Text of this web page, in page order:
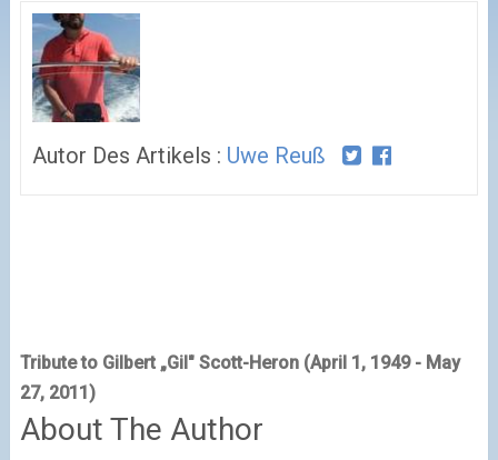
Autor Des Artikels : Uwe Reuß
Tribute to Gilbert „Gil" Scott-Heron (April 1, 1949 - May
27, 2011)
About The Author